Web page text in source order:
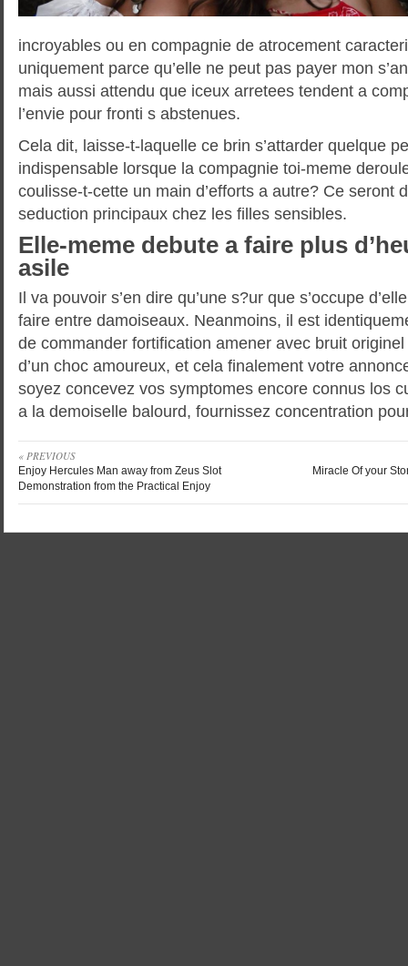
incroyables ou en compagnie de atrocement
uniquement parce qu’elle ne peut pas payer mon
mais aussi attendu que iceux arretees tendent a
l’envie pour fronti s abstenues.
Cela dit, laisse-t-laquelle ce brin s’attarder quelque
indispensable lorsque la compagnie toi-meme
coulisse-t-cette un main d’efforts a autre? Ce seront
seduction principaux chez les filles sensibles.
Elle-meme debute a faire plus
asile
Il va pouvoir s’en dire qu’une s?ur que s’occupe
faire entre damoiseaux. Neanmoins, il est
de commander fortification amener avec bruit originel
d’un choc amoureux, et cela finalement votre
soyez concevez vos symptomes encore connus los
a la demoiselle balourd, fournissez concentration
« PREVIOUS
Enjoy Hercules Man away from Zeus Slot
Demonstration from the Practical Enjoy
Miracle Of your